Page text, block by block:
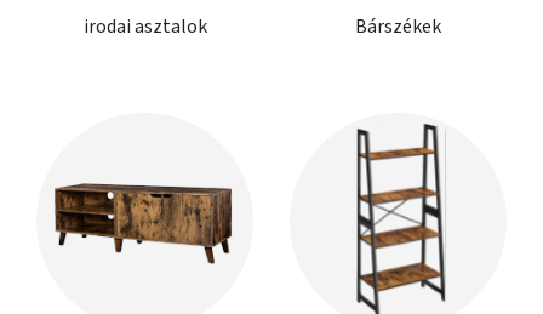
irodai asztalok Bárszékek